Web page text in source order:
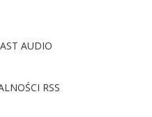
AUDIO
RSS